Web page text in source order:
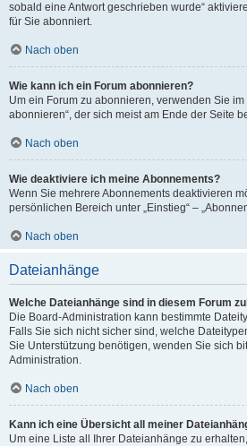
sobald eine Antwort geschrieben wurde“
für Sie abonniert.
Nach oben
Wie kann ich ein Forum abonnieren?
Um ein Forum zu abonnieren, verwenden Sie im
abonnieren“, der sich meist am Ende der Seite
Nach oben
Wie deaktiviere ich meine Abonnements?
Wenn Sie mehrere Abonnements deaktivieren
persönlichen Bereich unter „Einstieg“ –
Nach oben
Dateianhänge
Welche Dateianhänge sind in diesem Forum
Die Board-Administration kann bestimmte
Falls Sie sich nicht sicher sind, welche
Sie Unterstützung benötigen, wenden Sie sich
Administration.
Nach oben
Kann ich eine Übersicht all meiner
Um eine Liste all Ihrer Dateianhänge zu